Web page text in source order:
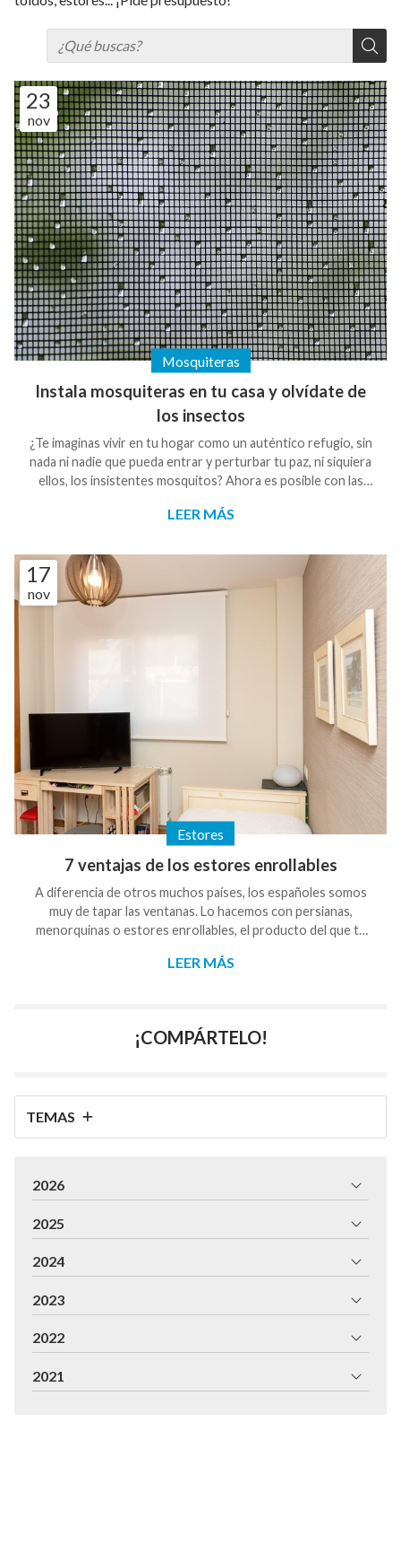
TEMAS
23
nov
Instala mosquiteras en tu casa y olvídate de
los insectos
Mosquiteras
¿Te imaginas vivir en tu hogar como un auténtico refugio, sin
nada ni nadie que pueda entrar y perturbar tu paz, ni siquiera
ellos, los insistentes mosquitos? Ahora es posible con las
¿Quieres conocer todas las ventajas de instalar mosquiteras
hemos preparado para ti vas a descubrirlas todas!
¡Comenzamos! Las mosquiteras, no solo para los mosquitos
Por supuesto que son el principa...
LEER MÁS
17
nov
7 ventajas de los estores enrollables
Estores
A diferencia de otros muchos países, los españoles somos
muy de tapar las ventanas. Lo hacemos con persianas,
menorquinas o estores enrollables, el producto del que te
hemos escrito este artículo. Te ofrecemos un producto de
gusta. ¿Por qué elegir estores enrollables? Te damos 7
motivos Porque son una alternativa ec...
LEER MÁS
¡COMPÁRTELO!
2026
2025
2024
2023
2022
2021